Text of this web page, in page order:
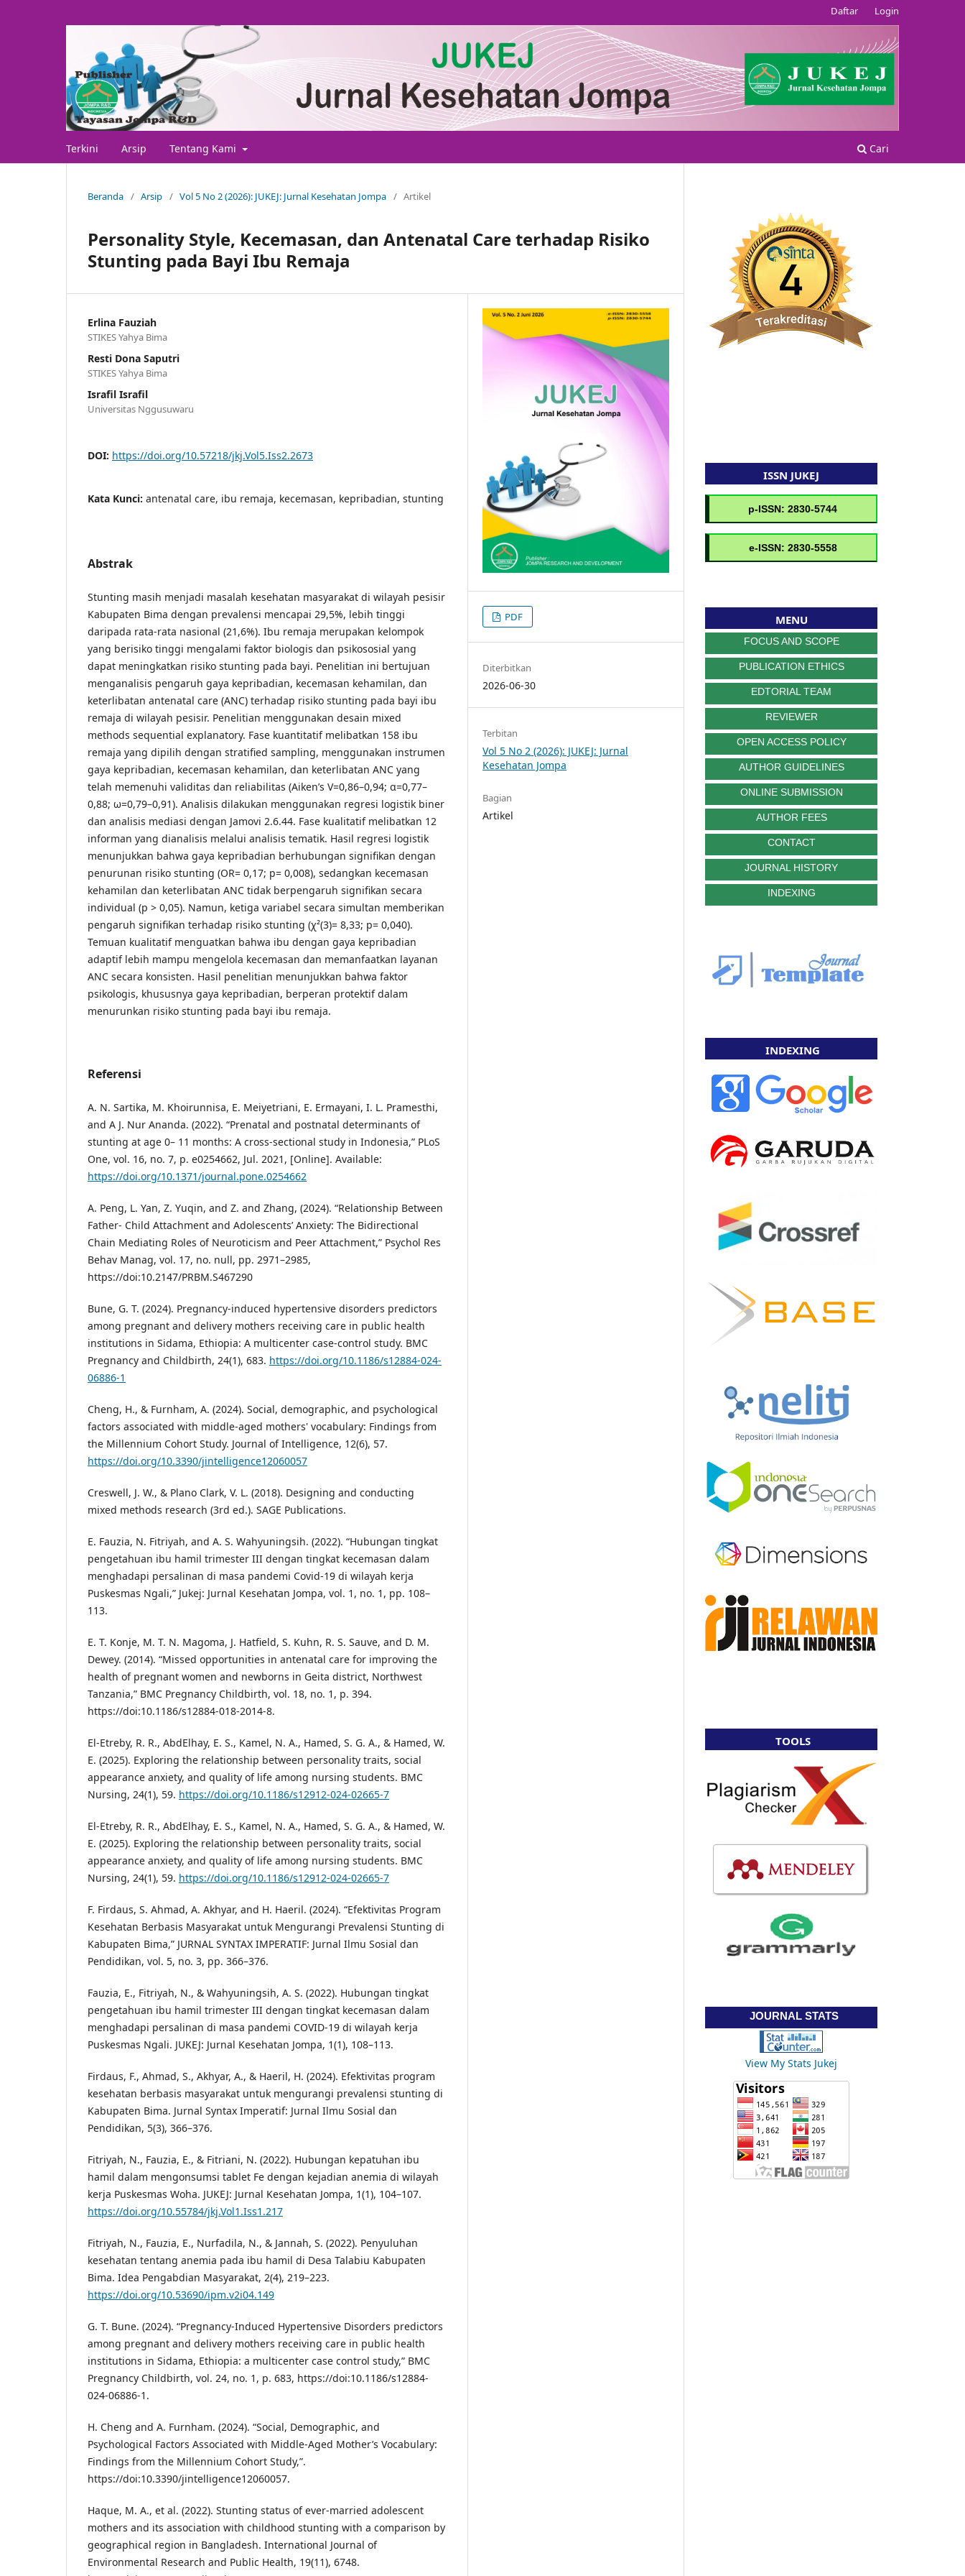
Terkini Arsip Tentang Kami Cari
Daftar Login
Beranda / Arsip / Vol 5 No 2 (2026): JUKEJ: Jurnal Kesehatan Jompa / Artikel
Personality Style, Kecemasan, dan Antenatal Care terhadap Risiko
Stunting pada Bayi Ibu Remaja
Erlina Fauziah
STIKES Yahya Bima
Resti Dona Saputri
STIKES Yahya Bima
Israfil Israfil
Universitas Nggusuwaru
DOI: https://doi.org/10.57218/jkj.Vol5.Iss2.2673
Kata Kunci: antenatal care, ibu remaja, kecemasan, kepribadian, stunting
Abstrak
Stunting masih menjadi masalah kesehatan masyarakat di wilayah pesisir
Kabupaten Bima dengan prevalensi mencapai 29,5%, lebih tinggi
daripada rata-rata nasional (21,6%). Ibu remaja merupakan kelompok
yang berisiko tinggi mengalami faktor biologis dan psikososial yang
dapat meningkatkan risiko stunting pada bayi. Penelitian ini bertujuan
menganalisis pengaruh gaya kepribadian, kecemasan kehamilan, dan
keterlibatan antenatal care (ANC) terhadap risiko stunting pada bayi ibu
remaja di wilayah pesisir. Penelitian menggunakan desain mixed
methods sequential explanatory. Fase kuantitatif melibatkan 158 ibu
remaja yang dipilih dengan stratified sampling, menggunakan instrumen
gaya kepribadian, kecemasan kehamilan, dan keterlibatan ANC yang
telah memenuhi validitas dan reliabilitas (Aiken’s V=0,86–0,94; α=0,77–
0,88; ω=0,79–0,91). Analisis dilakukan menggunakan regresi logistik biner
dan analisis mediasi dengan Jamovi 2.6.44. Fase kualitatif melibatkan 12
informan yang dianalisis melalui analisis tematik. Hasil regresi logistik
menunjukkan bahwa gaya kepribadian berhubungan signifikan dengan
penurunan risiko stunting (OR= 0,17; p= 0,008), sedangkan kecemasan
kehamilan dan keterlibatan ANC tidak berpengaruh signifikan secara
individual (p > 0,05). Namun, ketiga variabel secara simultan memberikan
pengaruh signifikan terhadap risiko stunting (χ²(3)= 8,33; p= 0,040).
Temuan kualitatif menguatkan bahwa ibu dengan gaya kepribadian
adaptif lebih mampu mengelola kecemasan dan memanfaatkan layanan
ANC secara konsisten. Hasil penelitian menunjukkan bahwa faktor
psikologis, khususnya gaya kepribadian, berperan protektif dalam
menurunkan risiko stunting pada bayi ibu remaja.
Referensi
A. N. Sartika, M. Khoirunnisa, E. Meiyetriani, E. Ermayani, I. L. Pramesthi,
and A J. Nur Ananda. (2022). “Prenatal and postnatal determinants of
stunting at age 0– 11 months: A cross-sectional study in Indonesia,” PLoS
One, vol. 16, no. 7, p. e0254662, Jul. 2021, [Online]. Available:
https://doi.org/10.1371/journal.pone.0254662
A. Peng, L. Yan, Z. Yuqin, and Z. and Zhang, (2024). “Relationship Between
Father- Child Attachment and Adolescents’ Anxiety: The Bidirectional
Chain Mediating Roles of Neuroticism and Peer Attachment,” Psychol Res
Behav Manag, vol. 17, no. null, pp. 2971–2985,
https://doi:10.2147/PRBM.S467290
Bune, G. T. (2024). Pregnancy-induced hypertensive disorders predictors
among pregnant and delivery mothers receiving care in public health
institutions in Sidama, Ethiopia: A multicenter case-control study. BMC
Pregnancy and Childbirth, 24(1), 683. https://doi.org/10.1186/s12884-024-
06886-1
Cheng, H., & Furnham, A. (2024). Social, demographic, and psychological
factors associated with middle-aged mothers' vocabulary: Findings from
the Millennium Cohort Study. Journal of Intelligence, 12(6), 57.
https://doi.org/10.3390/jintelligence12060057
Creswell, J. W., & Plano Clark, V. L. (2018). Designing and conducting
mixed methods research (3rd ed.). SAGE Publications.
E. Fauzia, N. Fitriyah, and A. S. Wahyuningsih. (2022). “Hubungan tingkat
pengetahuan ibu hamil trimester III dengan tingkat kecemasan dalam
menghadapi persalinan di masa pandemi Covid-19 di wilayah kerja
Puskesmas Ngali,” Jukej: Jurnal Kesehatan Jompa, vol. 1, no. 1, pp. 108–
113.
E. T. Konje, M. T. N. Magoma, J. Hatfield, S. Kuhn, R. S. Sauve, and D. M.
Dewey. (2014). “Missed opportunities in antenatal care for improving the
health of pregnant women and newborns in Geita district, Northwest
Tanzania,” BMC Pregnancy Childbirth, vol. 18, no. 1, p. 394.
https://doi:10.1186/s12884-018-2014-8.
El-Etreby, R. R., AbdElhay, E. S., Kamel, N. A., Hamed, S. G. A., & Hamed, W.
E. (2025). Exploring the relationship between personality traits, social
appearance anxiety, and quality of life among nursing students. BMC
Nursing, 24(1), 59. https://doi.org/10.1186/s12912-024-02665-7
El-Etreby, R. R., AbdElhay, E. S., Kamel, N. A., Hamed, S. G. A., & Hamed, W.
E. (2025). Exploring the relationship between personality traits, social
appearance anxiety, and quality of life among nursing students. BMC
Nursing, 24(1), 59. https://doi.org/10.1186/s12912-024-02665-7
F. Firdaus, S. Ahmad, A. Akhyar, and H. Haeril. (2024). “Efektivitas Program
Kesehatan Berbasis Masyarakat untuk Mengurangi Prevalensi Stunting di
Kabupaten Bima,” JURNAL SYNTAX IMPERATIF: Jurnal Ilmu Sosial dan
Pendidikan, vol. 5, no. 3, pp. 366–376.
Fauzia, E., Fitriyah, N., & Wahyuningsih, A. S. (2022). Hubungan tingkat
pengetahuan ibu hamil trimester III dengan tingkat kecemasan dalam
menghadapi persalinan di masa pandemi COVID-19 di wilayah kerja
Puskesmas Ngali. JUKEJ: Jurnal Kesehatan Jompa, 1(1), 108–113.
Firdaus, F., Ahmad, S., Akhyar, A., & Haeril, H. (2024). Efektivitas program
kesehatan berbasis masyarakat untuk mengurangi prevalensi stunting di
Kabupaten Bima. Jurnal Syntax Imperatif: Jurnal Ilmu Sosial dan
Pendidikan, 5(3), 366–376.
Fitriyah, N., Fauzia, E., & Fitriani, N. (2022). Hubungan kepatuhan ibu
hamil dalam mengonsumsi tablet Fe dengan kejadian anemia di wilayah
kerja Puskesmas Woha. JUKEJ: Jurnal Kesehatan Jompa, 1(1), 104–107.
https://doi.org/10.55784/jkj.Vol1.Iss1.217
Fitriyah, N., Fauzia, E., Nurfadila, N., & Jannah, S. (2022). Penyuluhan
kesehatan tentang anemia pada ibu hamil di Desa Talabiu Kabupaten
Bima. Idea Pengabdian Masyarakat, 2(4), 219–223.
https://doi.org/10.53690/ipm.v2i04.149
G. T. Bune. (2024). “Pregnancy-Induced Hypertensive Disorders predictors
among pregnant and delivery mothers receiving care in public health
institutions in Sidama, Ethiopia: a multicenter case control study,” BMC
Pregnancy Childbirth, vol. 24, no. 1, p. 683, https://doi:10.1186/s12884-
024-06886-1.
H. Cheng and A. Furnham. (2024). “Social, Demographic, and
Psychological Factors Associated with Middle-Aged Mother’s Vocabulary:
Findings from the Millennium Cohort Study,”.
https://doi:10.3390/jintelligence12060057.
Haque, M. A., et al. (2022). Stunting status of ever-married adolescent
mothers and its association with childhood stunting with a comparison by
geographical region in Bangladesh. International Journal of
Environmental Research and Public Health, 19(11), 6748.
PDF
Diterbitkan
2026-06-30
Terbitan
Vol 5 No 2 (2026): JUKEJ: Jurnal
Kesehatan Jompa
Bagian
Artikel
ISSN JUKEJ
MENU
FOCUS AND SCOPE
PUBLICATION ETHICS
EDTORIAL TEAM
REVIEWER
OPEN ACCESS POLICY
AUTHOR GUIDELINES
ONLINE SUBMISSION
AUTHOR FEES
CONTACT
JOURNAL HISTORY
INDEXING
INDEXING
TOOLS
JOURNAL STATS
View My Stats Jukej